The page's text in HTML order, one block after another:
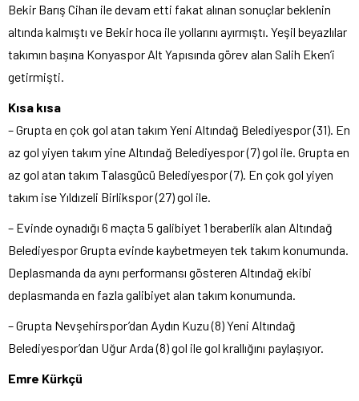
Bekir Barış Cihan ile devam etti fakat alınan sonuçlar beklenin
altında kalmıştı ve Bekir hoca ile yollarını ayırmıştı. Yeşil beyazlılar
takımın başına Konyaspor Alt Yapısında görev alan Salih Eken’i
getirmişti.
Kısa kısa
– Grupta en çok gol atan takım Yeni Altındağ Belediyespor (31). En
az gol yiyen takım yine Altındağ Belediyespor (7) gol ile. Grupta en
az gol atan takım Talasgücü Belediyespor (7). En çok gol yiyen
takım ise Yıldızeli Birlikspor (27) gol ile.
– Evinde oynadığı 6 maçta 5 galibiyet 1 beraberlik alan Altındağ
Belediyespor Grupta evinde kaybetmeyen tek takım konumunda.
Deplasmanda da aynı performansı gösteren Altındağ ekibi
deplasmanda en fazla galibiyet alan takım konumunda.
– Grupta Nevşehirspor’dan Aydın Kuzu (8) Yeni Altındağ
Belediyespor’dan Uğur Arda (8) gol ile gol krallığını paylaşıyor.
Emre Kürkçü